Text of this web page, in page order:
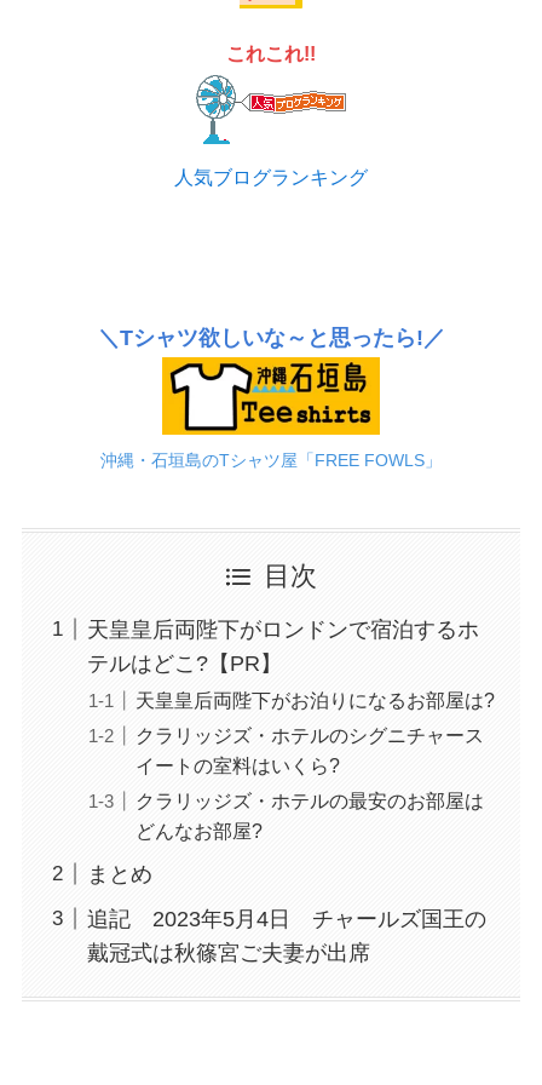
これこれ!!
人気ブログランキング
＼Tシャツ欲しいな～と思ったら!／
沖縄・石垣島のTシャツ屋「FREE FOWLS」
目次
天皇皇后両陛下がロンドンで宿泊するホ
テルはどこ?【PR】
天皇皇后両陛下がお泊りになるお部屋は?
クラリッジズ・ホテルのシグニチャース
イートの室料はいくら?
クラリッジズ・ホテルの最安のお部屋は
どんなお部屋?
まとめ
追記 2023年5月4日 チャールズ国王の
戴冠式は秋篠宮ご夫妻が出席